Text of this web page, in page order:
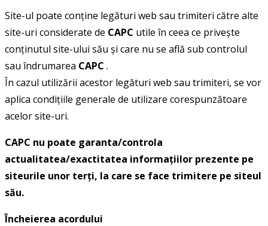
Site-ul poate conţine legături web sau trimiteri către alte
site-uri considerate de CAPC utile în ceea ce priveşte
conţinutul site-ului său şi care nu se află sub controlul
sau îndrumarea CAPC .
În cazul utilizării acestor legături web sau trimiteri, se vor
aplica condiţiile generale de utilizare corespunzătoare
acelor site-uri.
CAPC nu poate garanta/controla
actualitatea/exactitatea informaţiilor prezente pe
siteurile unor terţi, la care se face trimitere pe siteul
său.
Încheierea acordului